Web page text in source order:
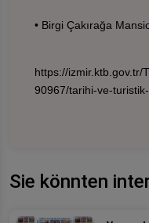
• Birgi Çakırağa
https://izmir.ktb.gov.tr/
90967/tarihi-ve-
Sie könnten